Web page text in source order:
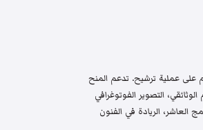
على عملية ترشيح. تدعم المنح
الوثائقي، التصوير الفوتوغرافي
العاشر، الريادة في الفنون